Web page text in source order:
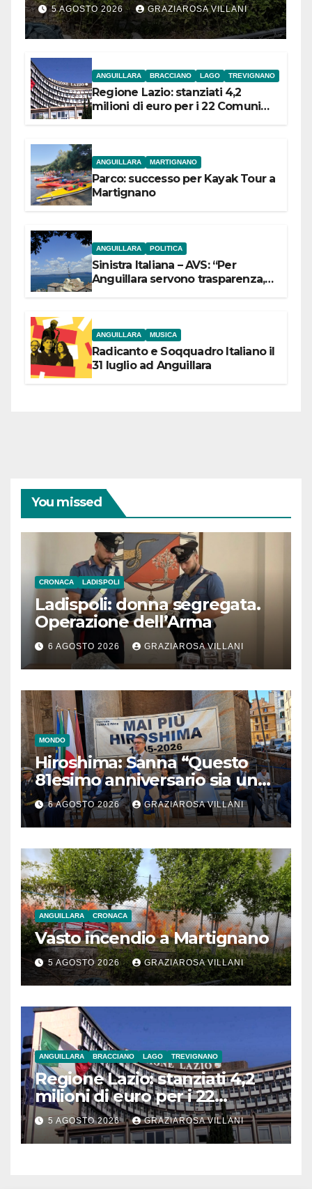
5 AGOSTO 2026 GRAZIAROSA VILLANI
ANGUILLARA BRACCIANO LAGO TREVIGNANO
Regione Lazio: stanziati 4,2
milioni di euro per i 22 Comuni
ANGUILLARA MARTIGNANO
Parco: successo per Kayak Tour a
Martignano
ANGUILLARA POLITICA
Sinistra Italiana – AVS: “Per
Anguillara servono trasparenza,
ANGUILLARA MUSICA
Radicanto e Soqquadro Italiano il
31 luglio ad Anguillara
You missed
CRONACA LADISPOLI
Ladispoli: donna segregata.
Operazione dell’Arma
6 AGOSTO 2026 GRAZIAROSA VILLANI
MONDO
Hiroshima: Sanna “Questo
81esimo anniversario sia un
monito per tutti”
6 AGOSTO 2026 GRAZIAROSA VILLANI
ANGUILLARA CRONACA
Vasto incendio a Martignano
5 AGOSTO 2026 GRAZIAROSA VILLANI
ANGUILLARA BRACCIANO LAGO TREVIGNANO
Regione Lazio: stanziati 4,2
milioni di euro per i 22
Comuni dell’Etruria
Meridionale
5 AGOSTO 2026 GRAZIAROSA VILLANI